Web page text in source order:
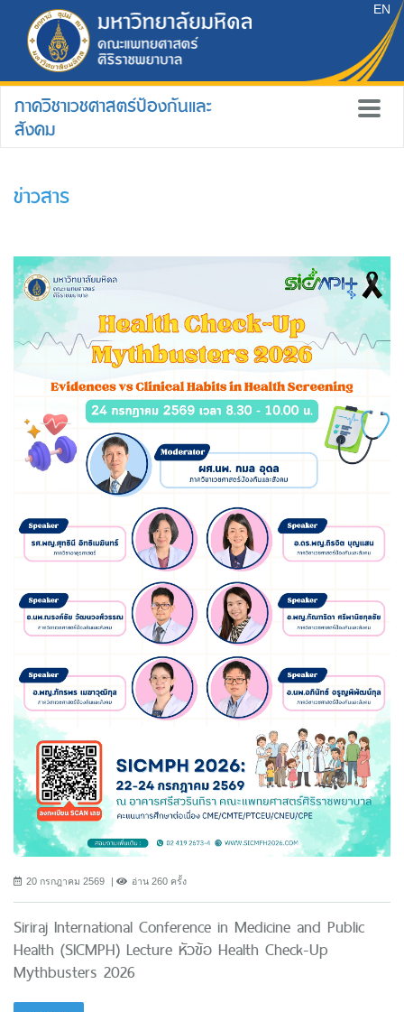
EN
ภาควิชาเวชศาสตร์ป้องกันและ
สังคม
ข่าวสาร
20 กรกฎาคม 2569 อ่าน 260 ครั้ง
Siriraj International Conference in Medicine and Public
Health (SICMPH) Lecture หัวข้อ Health Check-Up
Mythbusters 2026